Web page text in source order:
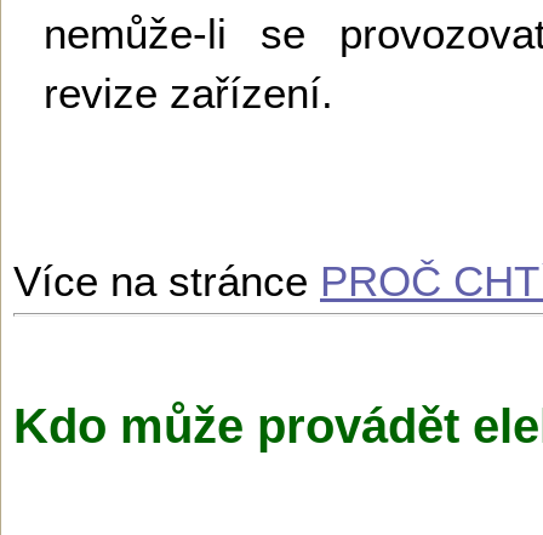
nemůže-li se
revize zařízení.
Více na stránce PROČ
Kdo může provádět